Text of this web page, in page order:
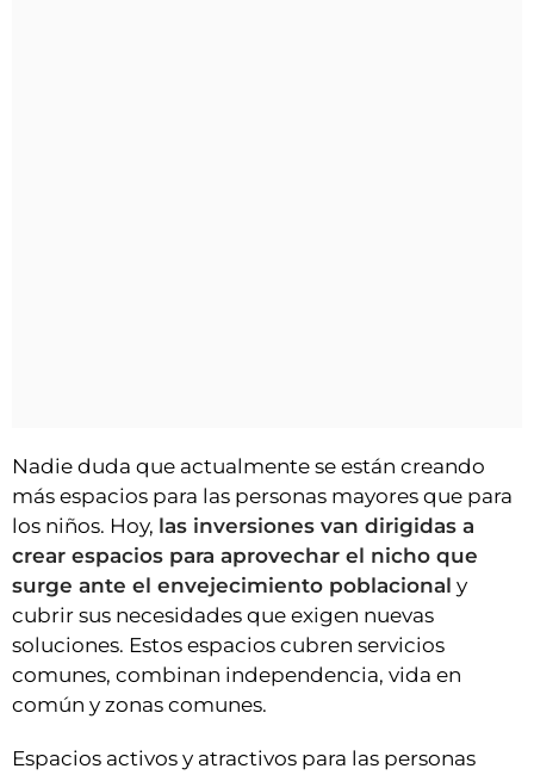
Nadie duda que actualmente se están creando
más espacios para las personas mayores que para
los niños. Hoy, las inversiones van dirigidas a
crear espacios para aprovechar el nicho que
surge ante el envejecimiento poblacional y
cubrir sus necesidades que exigen nuevas
soluciones. Estos espacios cubren servicios
comunes, combinan independencia, vida en
común y zonas comunes.
Espacios activos y atractivos para las personas